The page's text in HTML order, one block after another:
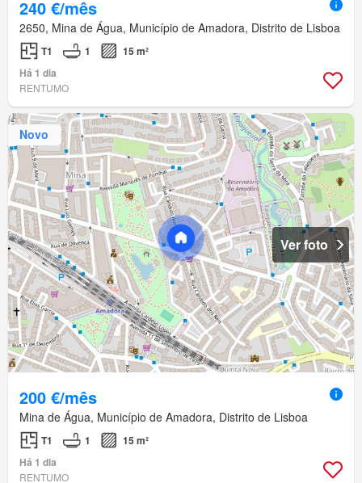
240 €/mês
2650, Mina de Água, Município de Amadora, Distrito de Lisboa
T1 1
15 m²
Há 1 dia
RENTUMO
Novo
Ver foto
200 €/mês
Mina de Água, Município de Amadora, Distrito de Lisboa
T1 1
15 m²
Há 1 dia
RENTUMO